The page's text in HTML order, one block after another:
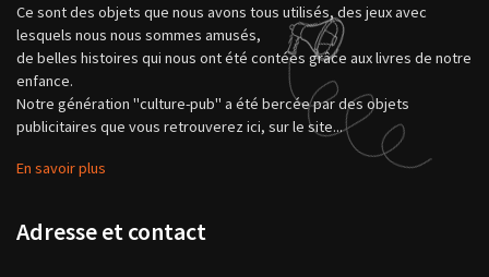
Ce sont des objets que nous avons tous utilisés, des jeux avec
lesquels nous nous sommes amusés,
de belles histoires qui nous ont été contées grâce aux livres de notre
enfance.
Notre génération "culture-pub" a été bercée par des objets
publicitaires que vous retrouverez ici, sur le site...
En savoir plus
Adresse et contact